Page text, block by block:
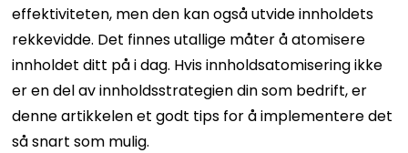
effektiviteten, men den kan også utvide innholdets
rekkevidde. Det finnes utallige måter å atomisere
innholdet ditt på i dag. Hvis innholdsatomisering ikke
er en del av innholdsstrategien din som bedrift, er
denne artikkelen et godt tips for å implementere det
så snart som mulig.